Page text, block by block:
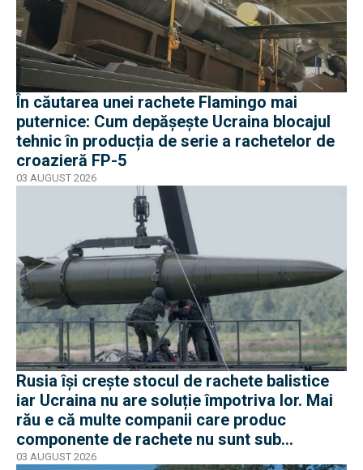
În căutarea unei rachete Flamingo mai
puternice: Cum depășește Ucraina blocajul
tehnic în producția de serie a rachetelor de
croazieră FP-5
03 AUGUST 2026
Rusia își crește stocul de rachete balistice
iar Ucraina nu are soluție împotriva lor. Mai
rău e că multe companii care produc
componente de rachete nu sunt sub
sancțiuni în Occident
03 AUGUST 2026